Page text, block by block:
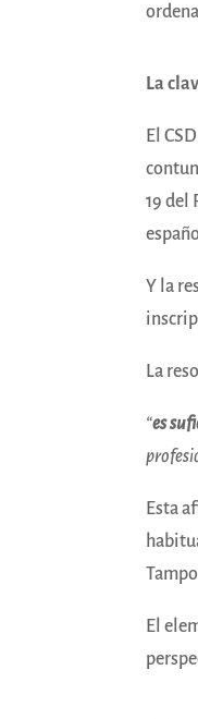
La
El
19 del
Y la
La
“es
Esta
El